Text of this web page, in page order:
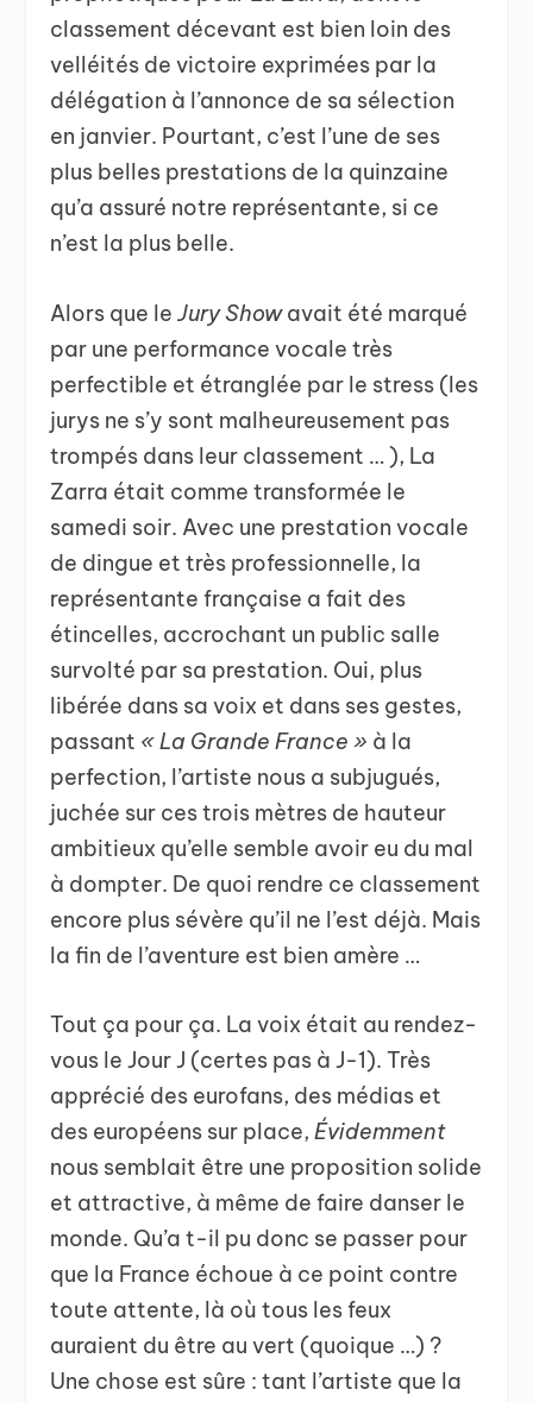
classement décevant est bien loin des
velléités de victoire exprimées par la
délégation à l’annonce de sa sélection
en janvier. Pourtant, c’est l’une de ses
plus belles prestations de la quinzaine
qu’a assuré notre représentante, si ce
n’est la plus belle.
Alors que leJury Showavait été marqué
par une performance vocale très
perfectible et étranglée par le stress (les
jurys ne s’y sont malheureusement pas
trompés dans leur classement … ), La
Zarra était comme transformée le
samedi soir. Avec une prestation vocale
de dingue et très professionnelle, la
représentante française a fait des
étincelles, accrochant un public salle
survolté par sa prestation. Oui, plus
libérée dans sa voix et dans ses gestes,
passant « La Grande France » à la
perfection, l’artiste nous a subjugués,
juchée sur ces trois mètres de hauteur
ambitieux qu’elle semble avoir eu du mal
à dompter. De quoi rendre ce classement
encore plus sévère qu’il ne l’est déjà. Mais
la fin de l’aventure est bien amère …
Tout ça pour ça. La voix était au rendez-
vous le Jour J (certes pas à J-1). Très
apprécié des eurofans, des médias et
des européens sur place,Évidemment
nous semblait être une proposition solide
et attractive, à même de faire danser le
monde. Qu’a t-il pu donc se passer pour
que la France échoue à ce point contre
toute attente, là où tous les feux
auraient du être au vert (quoique …) ?
Une chose est sûre : tant l’artiste que la